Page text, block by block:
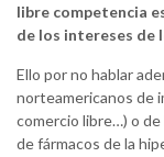
libre competencia
de los intereses de
Ello por no hablar
norteamericanos de
comercio libre…) o
de fármacos de la